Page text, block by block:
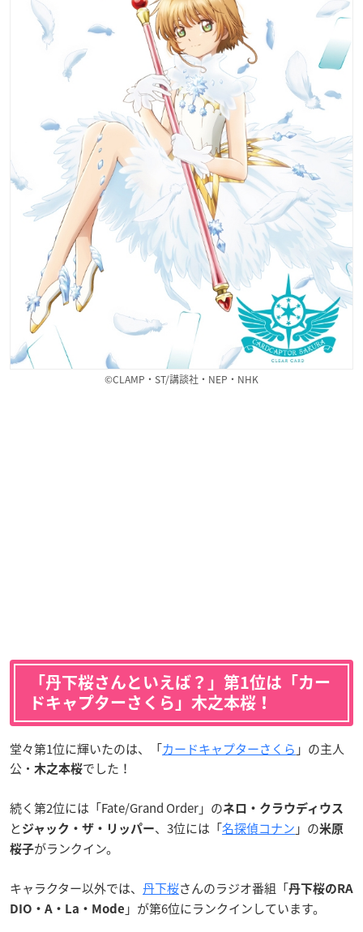
©CLAMP・ST/講談社・NEP・NHK
「丹下桜さんといえば？」第1位は「カー
ドキャプターさくら」木之本桜！
堂々第1位に輝いたのは、「カードキャプターさくら 」の主人
公・ 木之本桜でした！
続く第2位には「Fate/Grand Order」のネロ・クラウディウス
と ジャック・ザ・リッパー、3位には「名探偵コナン 」の米原
桜子がランクイン。
キャラクター以外では、 丹下桜さんのラジオ番組「丹下桜のRA
DIO・A・La・Mode 」が第6位にランクインしています。